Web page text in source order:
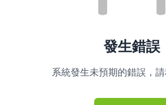
發生錯誤
系統發生未預期的錯誤，請